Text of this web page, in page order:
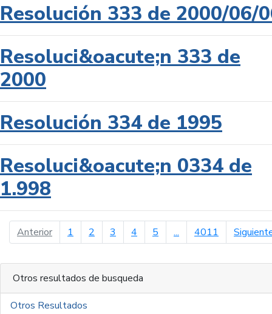
Resolución 333 de 2000/06/
Resoluci&oacute;n 333 de
2000
Resolución 334 de 1995
Resoluci&oacute;n 0334 de
1.998
Anteriorpágina anterior
1 2 3 4 5 ... 4011
Otros resultados de busqueda
Otros Resultados